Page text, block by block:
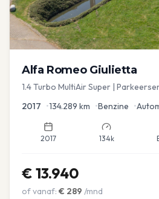
Alfa Romeo Giulietta
1.4 Turbo MultiAir Super |
2017 •134.289 km •Benzine •
2017 134k
€ 13.940
of vanaf: € 289 /mnd